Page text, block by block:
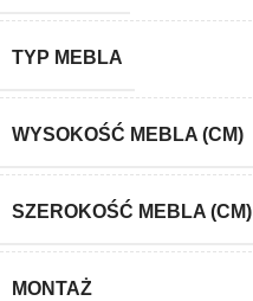
TYP MEBLA
WYSOKOŚĆ MEBLA (CM)
SZEROKOŚĆ MEBLA (CM)
MONTAŻ